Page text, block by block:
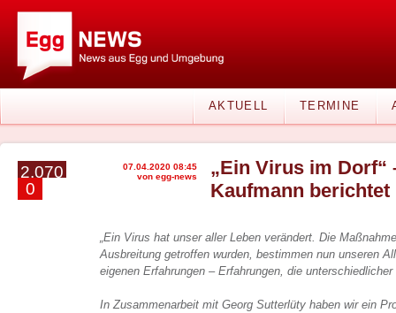
AKTUELL TERMINE
2.070
0
07.04.2020 08:45
von egg-news
„Ein Virus im Dorf“
Kaufmann
„Ein Virus hat unser aller Leben verändert. Die
Ausbreitung getroffen wurden, bestimmen nun unseren
eigenen Erfahrungen – Erfahrungen, die
In Zusammenarbeit mit Georg Sutterlüty haben wir ein